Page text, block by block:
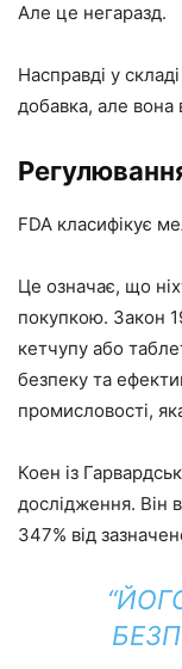
Але це негаразд.
Насправді у
добавка, але вона
FDA класифікує
Це означає, що
покупкою. Закон
кетчупу або
безпеку та
промисловості,
Коен із
дослідження. Він
347% від